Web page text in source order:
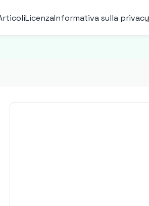
LicenzaInformativa sulla privacy